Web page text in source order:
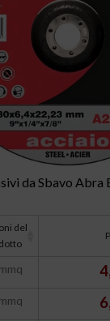
da Sbavo Abra
del